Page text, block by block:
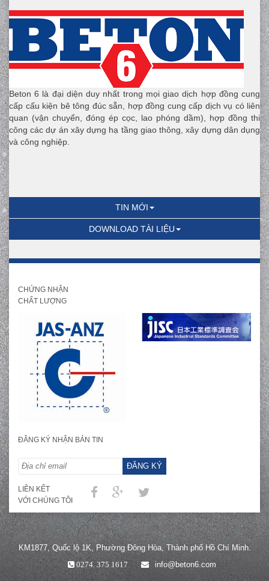
Beton 6 là đại diện duy nhất trong mọi giao dịch hợp đồng cung
cấp cấu kiện bê tông đúc sẵn, hợp đồng cung cấp dịch vụ có liên
quan (vận chuyển, đóng ép cọc, lao phóng dầm), hợp đồng thi
công các dự án xây dựng hạ tầng giao thông, xây dựng dân dụng
và công nghiệp.
TIN MỚI
DOWNLOAD TÀI LIỆU
CHỨNG NHẬN
CHẤT LƯỢNG
ĐĂNG KÝ NHẬN BẢN TIN
ĐĂNG KÝ
LIÊN KẾT
VỚI CHÚNG TÔI
KM1877, Quốc lộ 1K, Phường Đông Hòa, Thành phố Hồ Chí Minh.
0274. 375 1617 info@beton6.com